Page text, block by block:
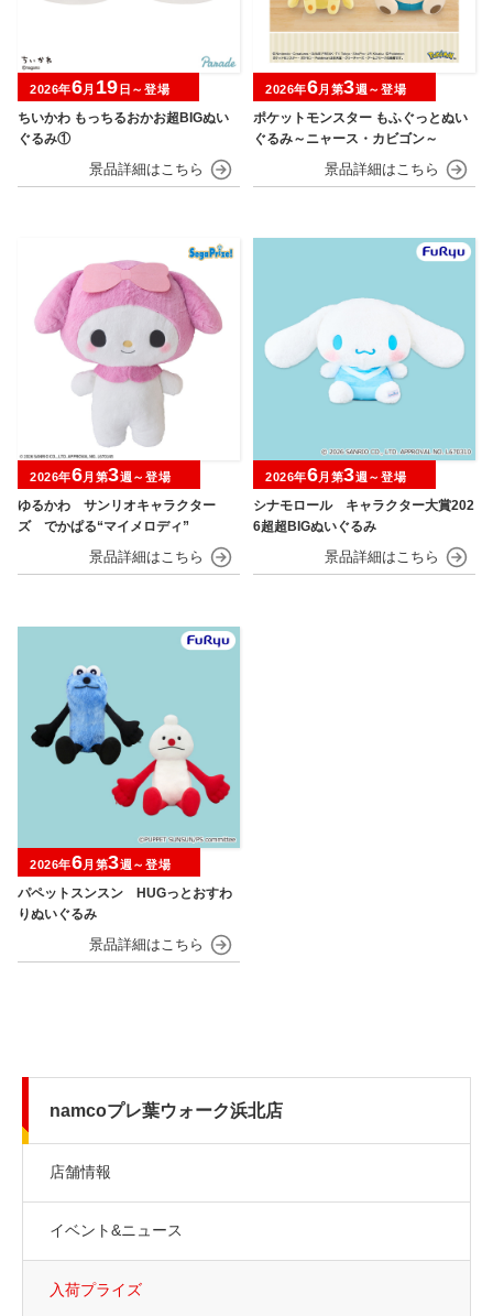
ちいかわ もっちるおかお超BIGぬい
ぐるみ①
2026年6月 19 日～登場
ポケットモンスター もふぐっとぬい
ぐるみ～ニャース・カビゴン～
2026年6月第3週～登場
ゆるかわ サンリオキャラクター
ズ でかぱる“マイメロディ”
2026年6月第3週～登場
シナモロール キャラクター大賞202
6超超BIGぬいぐるみ
2026年6月第3週～登場
パペットスンスン HUGっとおすわ
りぬいぐるみ
2026年6月第3週～登場
namcoプレ葉ウォーク浜北店
店舗情報
イベント&ニュース
入荷プライズ